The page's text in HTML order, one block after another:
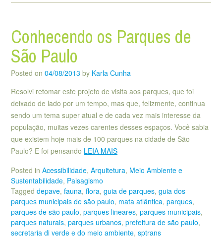
Conhecendo os Parques de
São Paulo
Posted on 04/08/2013 by Karla Cunha
Resolvi retomar este projeto de visita aos parques, que foi
deixado de lado por um tempo, mas que, felizmente, continua
sendo um tema super atual e de cada vez mais interesse da
população, muitas vezes carentes desses espaços. Você sabia
que existem hoje mais de 100 parques na cidade de São
Paulo? E foi pensando LEIA MAIS
Posted in Acessibilidade, Arquitetura, Meio Ambiente e
Sustentabilidade, Paisagismo
Tagged depave, fauna, flora, guia de parques, guia dos
parques municipais de são paulo, mata atlântica, parques,
parques de são paulo, parques lineares, parques municipais,
parques naturais, parques urbanos, prefeitura de são paulo,
secretaria di verde e do meio ambiente, sptrans